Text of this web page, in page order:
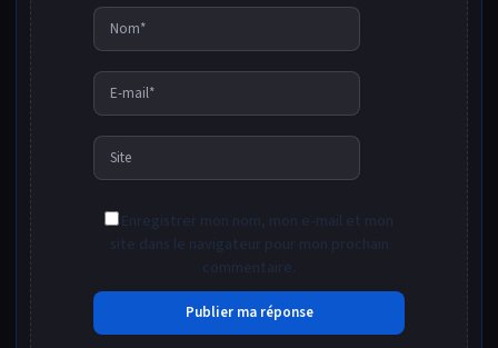
Nom*
E-
mail*
Site
Enregistrer mon nom, mon e-mail et mon
site dans le navigateur pour mon prochain
commentaire.